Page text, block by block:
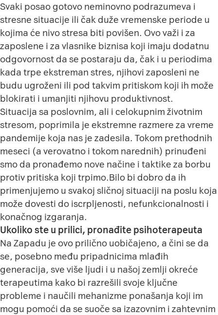
Svaki posao gotovo neminovno podrazumeva i
stresne situacije ili čak duže vremenske periode u
kojima će nivo stresa biti povišen. Ovo važi i za
zaposlene i za vlasnike biznisa koji imaju dodatnu
odgovornost da se postaraju da, čak i u periodima
kada trpe ekstreman stres, njihovi zaposleni ne
budu ugroženi ili pod takvim pritiskom koji ih može
blokirati i umanjiti njihovu produktivnost.
Situacija sa poslovnim, ali i celokupnim životnim
stresom, poprimila je ekstremne razmere za vreme
pandemije koja nas je zadesila. Tokom prethodnih
meseci (a verovatno i tokom narednih) prinuđeni
smo da pronađemo nove načine i taktike za borbu
protiv pritiska koji trpimo.Bilo bi dobro da ih
primenjujemo u svakoj sličnoj situaciji na poslu koja
može dovesti do iscrpljenosti, nefunkcionalnosti i
konačnog izgaranja.
Ukoliko ste u prilici, pronađite psihoterapeuta
Na Zapadu je ovo prilično uobičajeno, a čini se da
se, posebno među pripadnicima mlađih
generacija, sve više ljudi i u našoj zemlji okreće
terapeutima kako bi razrešili svoje ključne
probleme i naučili mehanizme ponašanja koji im
mogu pomoći da se suoče sa izazovnim i zahtevnim